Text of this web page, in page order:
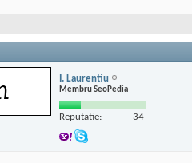
I. Laurentiu
Membru SeoPedia
Reputatie: 34